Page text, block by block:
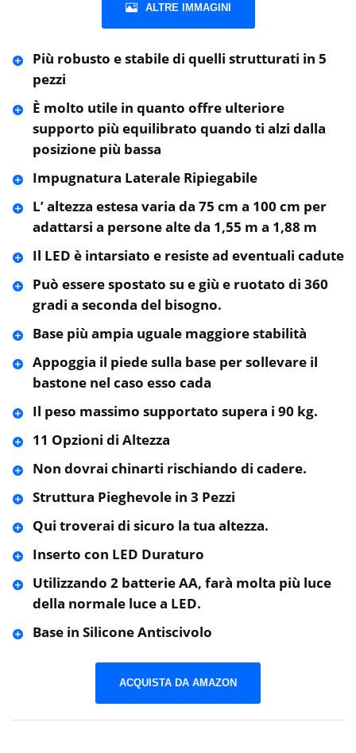
ALTRE IMMAGINI
Più robusto e stabile di quelli strutturati in 5
pezzi
È molto utile in quanto offre ulteriore
supporto più equilibrato quando ti alzi dalla
posizione più bassa
Impugnatura Laterale Ripiegabile
L’ altezza estesa varia da 75 cm a 100 cm per
adattarsi a persone alte da 1,55 m a 1,88 m
Il LED è intarsiato e resiste ad eventuali cadute
Può essere spostato su e giù e ruotato di 360
gradi a seconda del bisogno.
Base più ampia uguale maggiore stabilità
Appoggia il piede sulla base per sollevare il
bastone nel caso esso cada
Il peso massimo supportato supera i 90 kg.
11 Opzioni di Altezza
Non dovrai chinarti rischiando di cadere.
Struttura Pieghevole in 3 Pezzi
Qui troverai di sicuro la tua altezza.
Inserto con LED Duraturo
Utilizzando 2 batterie AA, farà molta più luce
della normale luce a LED.
Base in Silicone Antiscivolo
ACQUISTA DA AMAZON